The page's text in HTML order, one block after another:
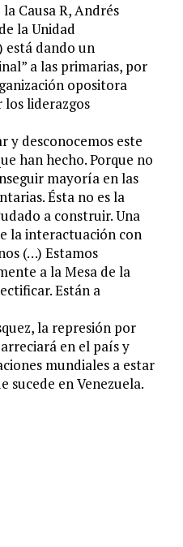
Causa R, Andrés
la Unidad
está dando un
a las primarias, por
opositora
liderazgos
y desconocemos este
han hecho. Porque no
mayoría en las
Ésta no es la
a construir. Una
la interactuación con
(…) Estamos
a la Mesa de la
Están a
la represión por
en el país y
mundiales a estar
sucede en Venezuela.